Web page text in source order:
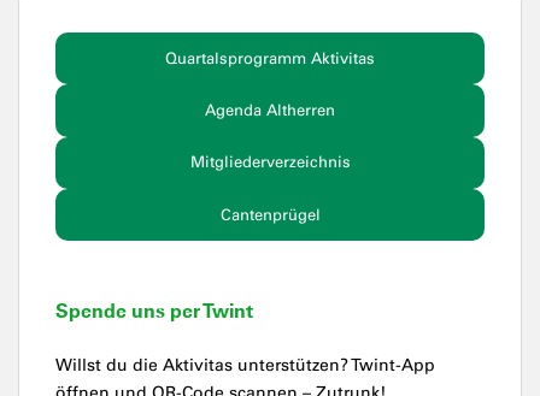
Quartalsprogramm Aktivitas
Agenda Altherren
Mitgliederverzeichnis
Cantenprügel
Spende uns per Twint
Willst du die Aktivitas unterstützen? Twint-App